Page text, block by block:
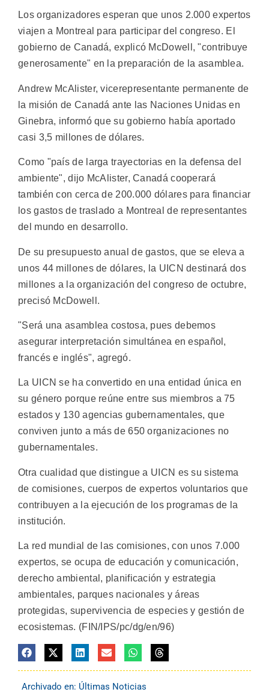
Los organizadores esperan que unos 2.000 expertos
viajen a Montreal para participar del congreso. El
gobierno de Canadá, explicó McDowell, "contribuye
generosamente" en la preparación de la asamblea.
Andrew McAlister, vicerepresentante permanente de
la misión de Canadá ante las Naciones Unidas en
Ginebra, informó que su gobierno había aportado
casi 3,5 millones de dólares.
Como "país de larga trayectorias en la defensa del
ambiente", dijo McAlister, Canadá cooperará
también con cerca de 200.000 dólares para financiar
los gastos de traslado a Montreal de representantes
del mundo en desarrollo.
De su presupuesto anual de gastos, que se eleva a
unos 44 millones de dólares, la UICN destinará dos
millones a la organización del congreso de octubre,
precisó McDowell.
"Será una asamblea costosa, pues debemos
asegurar interpretación simultánea en español,
francés e inglés", agregó.
La UICN se ha convertido en una entidad única en
su género porque reúne entre sus miembros a 75
estados y 130 agencias gubernamentales, que
conviven junto a más de 650 organizaciones no
gubernamentales.
Otra cualidad que distingue a UICN es su sistema
de comisiones, cuerpos de expertos voluntarios que
contribuyen a la ejecución de los programas de la
institución.
La red mundial de las comisiones, con unos 7.000
expertos, se ocupa de educación y comunicación,
derecho ambiental, planificación y estrategia
ambientales, parques nacionales y áreas
protegidas, supervivencia de especies y gestión de
ecosistemas. (FIN/IPS/pc/dg/en/96)
Archivado en: Últimas Noticias